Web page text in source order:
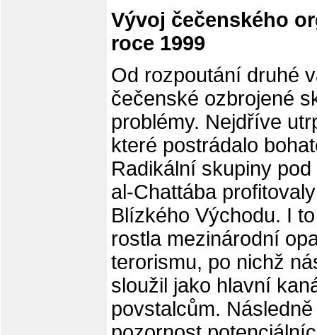
Vývoj čečenského
roce 1999
Od rozpoutání druhé
čečenské ozbrojené
problémy. Nejdříve
které postrádalo
Radikální skupiny
al-Chattába
Blízkého Východu. I
rostla mezinárodní
terorismu, po nichž
sloužil jako hlavní
povstalcům.